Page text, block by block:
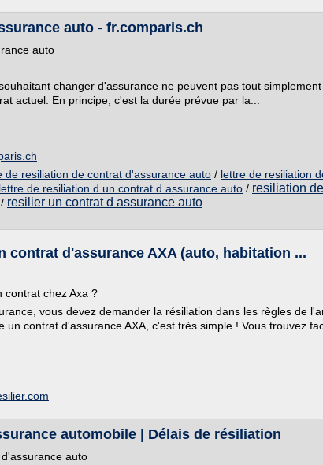
auto - fr.comparis.ch
auto
changer d'assurance ne peuvent pas tout
actuel. En principe, c'est la durée prévue par la...
de resiliation de contrat d'assurance auto / lettre de resiliation
lettre de resiliation d un contrat d assurance auto / resiliation
/ resilier un contrat d assurance auto
contrat d'assurance AXA (auto, habitation ...
contrat chez Axa ?
vous devez demander la résiliation dans les règles de
un contrat d'assurance AXA, c'est très simple ! Vous trouvez
automobile | Délais de résiliation
auto